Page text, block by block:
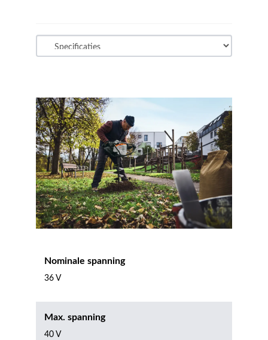
Nominale spanning
36 V
Max. spanning
40 V